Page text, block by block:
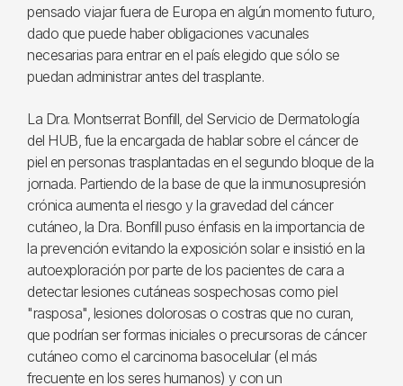
pensado viajar fuera de Europa en algún momento futuro,
dado que puede haber obligaciones vacunales
necesarias para entrar en el país elegido que sólo se
puedan administrar antes del trasplante.
La Dra. Montserrat Bonfill, del Servicio de Dermatología
del HUB, fue la encargada de hablar sobre el cáncer de
piel en personas trasplantadas en el segundo bloque de la
jornada. Partiendo de la base de que la inmunosupresión
crónica aumenta el riesgo y la gravedad del cáncer
cutáneo, la Dra. Bonfill puso énfasis en la importancia de
la prevención evitando la exposición solar e insistió en la
autoexploración por parte de los pacientes de cara a
detectar lesiones cutáneas sospechosas como piel
"rasposa", lesiones dolorosas o costras que no curan,
que podrían ser formas iniciales o precursoras de cáncer
cutáneo como el carcinoma basocelular (el más
frecuente en los seres humanos) y con un